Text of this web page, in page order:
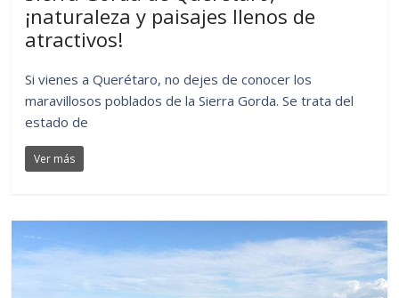
¡naturaleza y paisajes llenos de
atractivos!
Si vienes a Querétaro, no dejes de conocer los
maravillosos poblados de la Sierra Gorda. Se trata del
estado de
Ver más